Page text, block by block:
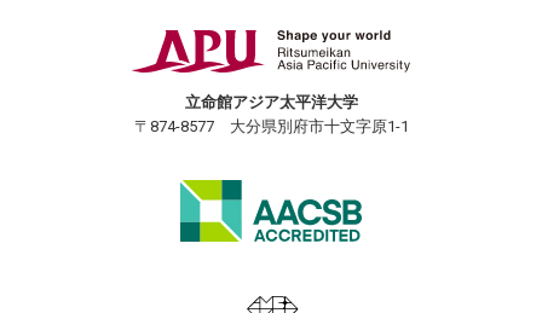
立命館アジア太平洋大学
〒874-8577 大分県別府市十文字原1-1